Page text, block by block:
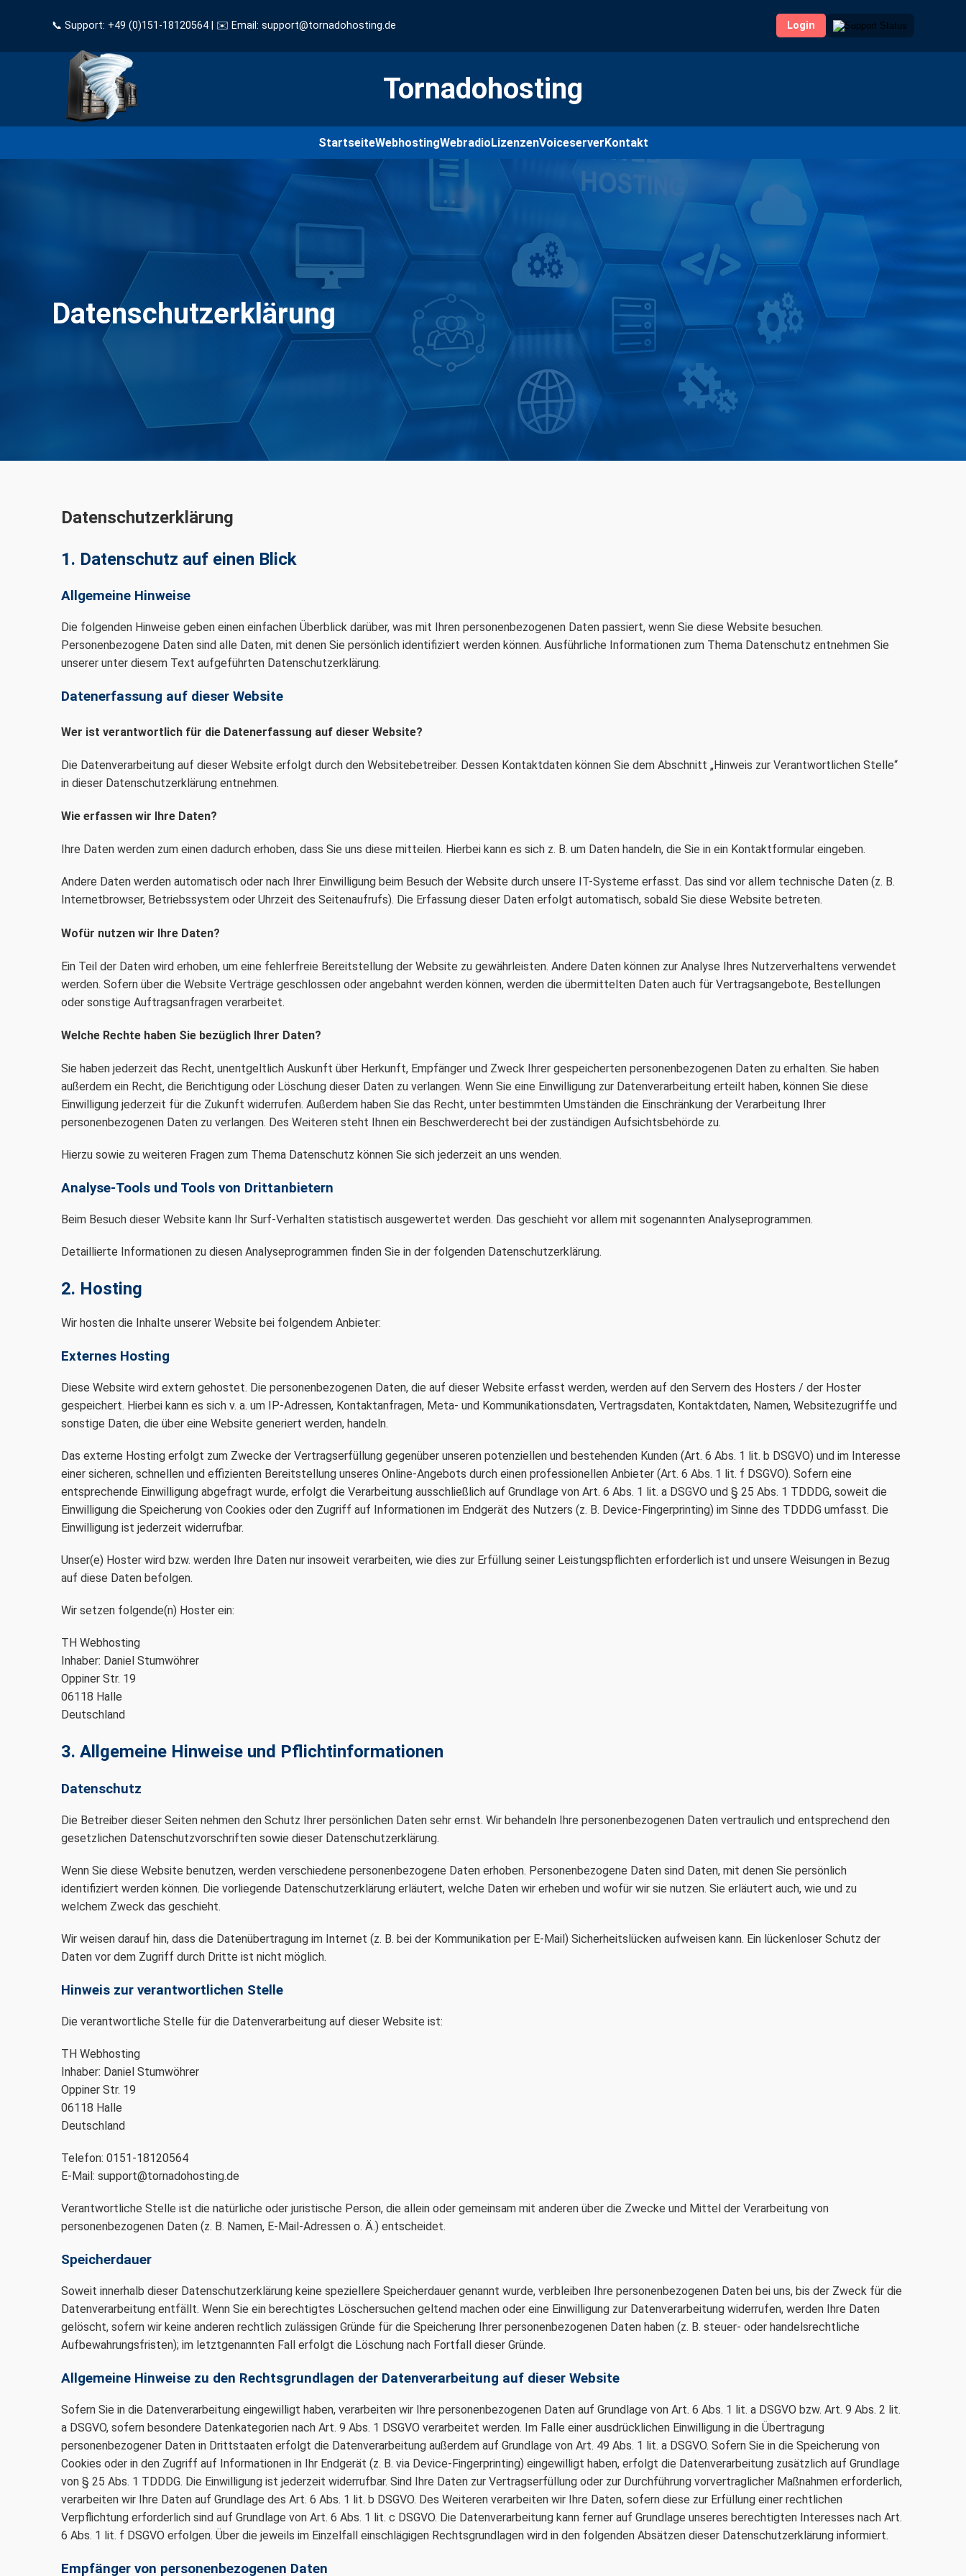
📞 Support: +49 (0)151-18120564 | ✉️ Email: support@tornadohosting.de Login
Tornadohosting
StartseiteWebhostingWebradioLizenzenVoiceserverKontakt
Datenschutzerklärung
Datenschutz­erklärung
1. Datenschutz auf einen Blick
Allgemeine Hinweise
Die folgenden Hinweise geben einen einfachen Überblick darüber, was mit Ihren personenbezogenen Daten passiert, wenn Sie diese Website besuchen.
Personenbezogene Daten sind alle Daten, mit denen Sie persönlich identifiziert werden können. Ausführliche Informationen zum Thema Datenschutz entnehmen Sie
unserer unter diesem Text aufgeführten Datenschutzerklärung.
Datenerfassung auf dieser Website
Wer ist verantwortlich für die Datenerfassung auf dieser Website?
Die Datenverarbeitung auf dieser Website erfolgt durch den Websitebetreiber. Dessen Kontaktdaten können Sie dem Abschnitt „Hinweis zur Verantwortlichen Stelle“
in dieser Datenschutzerklärung entnehmen.
Wie erfassen wir Ihre Daten?
Ihre Daten werden zum einen dadurch erhoben, dass Sie uns diese mitteilen. Hierbei kann es sich z. B. um Daten handeln, die Sie in ein Kontaktformular eingeben.
Andere Daten werden automatisch oder nach Ihrer Einwilligung beim Besuch der Website durch unsere IT-Systeme erfasst. Das sind vor allem technische Daten (z. B.
Internetbrowser, Betriebssystem oder Uhrzeit des Seitenaufrufs). Die Erfassung dieser Daten erfolgt automatisch, sobald Sie diese Website betreten.
Wofür nutzen wir Ihre Daten?
Ein Teil der Daten wird erhoben, um eine fehlerfreie Bereitstellung der Website zu gewährleisten. Andere Daten können zur Analyse Ihres Nutzerverhaltens verwendet
werden. Sofern über die Website Verträge geschlossen oder angebahnt werden können, werden die übermittelten Daten auch für Vertragsangebote, Bestellungen
oder sonstige Auftragsanfragen verarbeitet.
Welche Rechte haben Sie bezüglich Ihrer Daten?
Sie haben jederzeit das Recht, unentgeltlich Auskunft über Herkunft, Empfänger und Zweck Ihrer gespeicherten personenbezogenen Daten zu erhalten. Sie haben
außerdem ein Recht, die Berichtigung oder Löschung dieser Daten zu verlangen. Wenn Sie eine Einwilligung zur Datenverarbeitung erteilt haben, können Sie diese
Einwilligung jederzeit für die Zukunft widerrufen. Außerdem haben Sie das Recht, unter bestimmten Umständen die Einschränkung der Verarbeitung Ihrer
personenbezogenen Daten zu verlangen. Des Weiteren steht Ihnen ein Beschwerderecht bei der zuständigen Aufsichtsbehörde zu.
Hierzu sowie zu weiteren Fragen zum Thema Datenschutz können Sie sich jederzeit an uns wenden.
Analyse-Tools und Tools von Dritt­anbietern
Beim Besuch dieser Website kann Ihr Surf-Verhalten statistisch ausgewertet werden. Das geschieht vor allem mit sogenannten Analyseprogrammen.
Detaillierte Informationen zu diesen Analyseprogrammen finden Sie in der folgenden Datenschutzerklärung.
2. Hosting
Wir hosten die Inhalte unserer Website bei folgendem Anbieter:
Externes Hosting
Diese Website wird extern gehostet. Die personenbezogenen Daten, die auf dieser Website erfasst werden, werden auf den Servern des Hosters / der Hoster
gespeichert. Hierbei kann es sich v. a. um IP-Adressen, Kontaktanfragen, Meta- und Kommunikationsdaten, Vertragsdaten, Kontaktdaten, Namen, Websitezugriffe und
sonstige Daten, die über eine Website generiert werden, handeln.
Das externe Hosting erfolgt zum Zwecke der Vertragserfüllung gegenüber unseren potenziellen und bestehenden Kunden (Art. 6 Abs. 1 lit. b DSGVO) und im Interesse
einer sicheren, schnellen und effizienten Bereitstellung unseres Online-Angebots durch einen professionellen Anbieter (Art. 6 Abs. 1 lit. f DSGVO). Sofern eine
entsprechende Einwilligung abgefragt wurde, erfolgt die Verarbeitung ausschließlich auf Grundlage von Art. 6 Abs. 1 lit. a DSGVO und § 25 Abs. 1 TDDDG, soweit die
Einwilligung die Speicherung von Cookies oder den Zugriff auf Informationen im Endgerät des Nutzers (z. B. Device-Fingerprinting) im Sinne des TDDDG umfasst. Die
Einwilligung ist jederzeit widerrufbar.
Unser(e) Hoster wird bzw. werden Ihre Daten nur insoweit verarbeiten, wie dies zur Erfüllung seiner Leistungspflichten erforderlich ist und unsere Weisungen in Bezug
auf diese Daten befolgen.
Wir setzen folgende(n) Hoster ein:
TH Webhosting
Inhaber: Daniel Stumwöhrer
Oppiner Str. 19
06118 Halle
Deutschland
3. Allgemeine Hinweise und Pflicht­informationen
Datenschutz
Die Betreiber dieser Seiten nehmen den Schutz Ihrer persönlichen Daten sehr ernst. Wir behandeln Ihre personenbezogenen Daten vertraulich und entsprechend den
gesetzlichen Datenschutzvorschriften sowie dieser Datenschutzerklärung.
Wenn Sie diese Website benutzen, werden verschiedene personenbezogene Daten erhoben. Personenbezogene Daten sind Daten, mit denen Sie persönlich
identifiziert werden können. Die vorliegende Datenschutzerklärung erläutert, welche Daten wir erheben und wofür wir sie nutzen. Sie erläutert auch, wie und zu
welchem Zweck das geschieht.
Wir weisen darauf hin, dass die Datenübertragung im Internet (z. B. bei der Kommunikation per E-Mail) Sicherheitslücken aufweisen kann. Ein lückenloser Schutz der
Daten vor dem Zugriff durch Dritte ist nicht möglich.
Hinweis zur verantwortlichen Stelle
Die verantwortliche Stelle für die Datenverarbeitung auf dieser Website ist:
TH Webhosting
Inhaber: Daniel Stumwöhrer
Oppiner Str. 19
06118 Halle
Deutschland
Telefon: 0151-18120564
E-Mail: support@tornadohosting.de
Verantwortliche Stelle ist die natürliche oder juristische Person, die allein oder gemeinsam mit anderen über die Zwecke und Mittel der Verarbeitung von
personenbezogenen Daten (z. B. Namen, E-Mail-Adressen o. Ä.) entscheidet.
Speicherdauer
Soweit innerhalb dieser Datenschutzerklärung keine speziellere Speicherdauer genannt wurde, verbleiben Ihre personenbezogenen Daten bei uns, bis der Zweck für die
Datenverarbeitung entfällt. Wenn Sie ein berechtigtes Löschersuchen geltend machen oder eine Einwilligung zur Datenverarbeitung widerrufen, werden Ihre Daten
gelöscht, sofern wir keine anderen rechtlich zulässigen Gründe für die Speicherung Ihrer personenbezogenen Daten haben (z. B. steuer- oder handelsrechtliche
Aufbewahrungsfristen); im letztgenannten Fall erfolgt die Löschung nach Fortfall dieser Gründe.
Allgemeine Hinweise zu den Rechtsgrundlagen der Datenverarbeitung auf dieser Website
Sofern Sie in die Datenverarbeitung eingewilligt haben, verarbeiten wir Ihre personenbezogenen Daten auf Grundlage von Art. 6 Abs. 1 lit. a DSGVO bzw. Art. 9 Abs. 2 lit.
a DSGVO, sofern besondere Datenkategorien nach Art. 9 Abs. 1 DSGVO verarbeitet werden. Im Falle einer ausdrücklichen Einwilligung in die Übertragung
personenbezogener Daten in Drittstaaten erfolgt die Datenverarbeitung außerdem auf Grundlage von Art. 49 Abs. 1 lit. a DSGVO. Sofern Sie in die Speicherung von
Cookies oder in den Zugriff auf Informationen in Ihr Endgerät (z. B. via Device-Fingerprinting) eingewilligt haben, erfolgt die Datenverarbeitung zusätzlich auf Grundlage
von § 25 Abs. 1 TDDDG. Die Einwilligung ist jederzeit widerrufbar. Sind Ihre Daten zur Vertragserfüllung oder zur Durchführung vorvertraglicher Maßnahmen erforderlich,
verarbeiten wir Ihre Daten auf Grundlage des Art. 6 Abs. 1 lit. b DSGVO. Des Weiteren verarbeiten wir Ihre Daten, sofern diese zur Erfüllung einer rechtlichen
Verpflichtung erforderlich sind auf Grundlage von Art. 6 Abs. 1 lit. c DSGVO. Die Datenverarbeitung kann ferner auf Grundlage unseres berechtigten Interesses nach Art.
6 Abs. 1 lit. f DSGVO erfolgen. Über die jeweils im Einzelfall einschlägigen Rechtsgrundlagen wird in den folgenden Absätzen dieser Datenschutzerklärung informiert.
Empfänger von personenbezogenen Daten